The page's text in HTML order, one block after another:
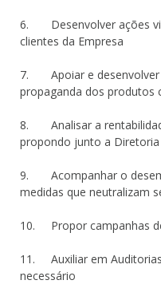
6. Desenvolver ações
clientes da Empresa
7. Apoiar e desenvolver
propaganda dos produtos
8. Analisar a
propondo junto a
9. Acompanhar o
medidas que neutralizam
10. Propor campanhas
11. Auxiliar em
necessário